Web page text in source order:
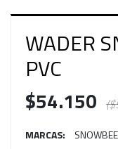
WADER
PVC
$54.150
MARCAS: SNOWBEE